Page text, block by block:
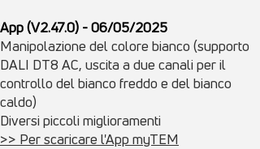
App (V2.47.0) - 06/05/2025
Manipolazione del colore bianco (supporto
DALI DT8 AC, uscita a due canali per il
controllo del bianco freddo e del bianco
caldo)
Diversi piccoli miglioramenti
>> Per scaricare l'App myTEM